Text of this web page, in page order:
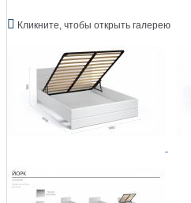
Кликните, чтобы открыть галерею